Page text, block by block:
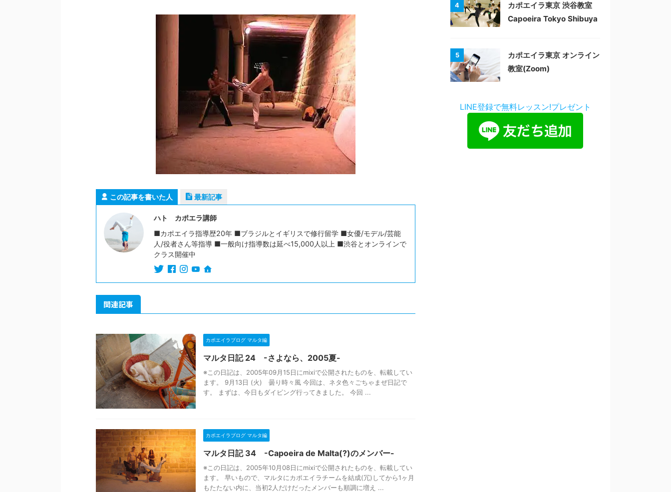
この記事を書いた人 最新記事
ハト カポエラ講師
■カポエイラ指導歴20年 ■ブラジルとイギリスで修行留学 ■女優/モデル/芸能
人/役者さん等指導 ■一般向け指導数は延べ15,000人以上 ■渋谷とオンラインで
クラス開催中
関連記事
カポエイラブログ マルタ編
マルタ日記 24 -さよなら、2005夏-
※この日記は、2005年09月15日にmixiで公開されたものを、転載してい
ます。 9月13日 (火) 曇り時々風 今回は、ネタ色々ごちゃまぜ日記で
す。 まずは、今日もダイビング行ってきました。 今回 ...
カポエイラブログ マルタ編
マルタ日記 34 -Capoeira de Malta(?)のメンバー-
※この日記は、2005年10月08日にmixiで公開されたものを、転載してい
ます。 早いもので、マルタにカポエイラチームを結成(冗)してから1ヶ月
もたたない内に、当初2人だけだったメンバーも順調に増え ...
4
カポエイラ東京 渋谷教室
Capoeira Tokyo Shibuya
5
カポエイラ東京 オンライン
教室(Zoom)
LINE登録で無料レッスン!プレゼント